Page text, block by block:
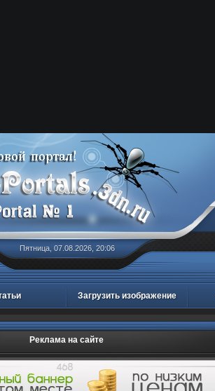
Пятница, 07.08.2026, 20:06
Загрузить изображение
Реклама на сайте